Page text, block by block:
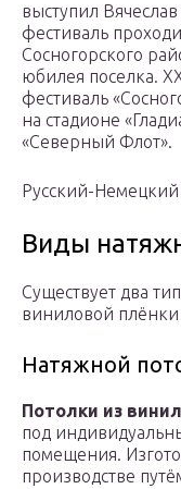
выступил
фестиваль
Сосногорского
юбилея поселка.
фестиваль
на стадионе
«Северный Флот».
Русский-Немецкий
Виды
Существует два
виниловой
Натяжной
Потолки из
под
помещения.
производстве